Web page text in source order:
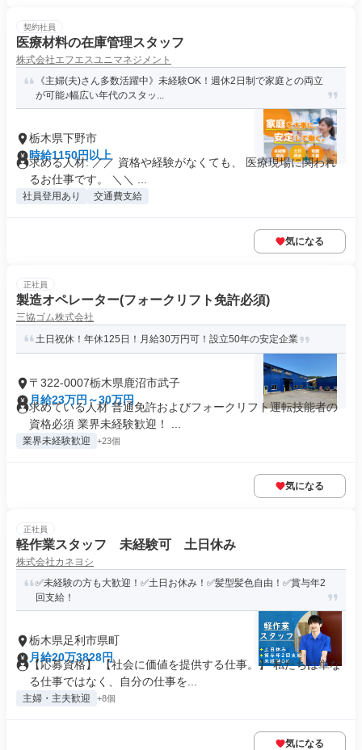
契約社員
医療材料の在庫管理スタッフ
株式会社エフエスユニマネジメント
《主婦(夫)さん多数活躍中》未経験OK！週休2日制で家庭との両立
が可能♪幅広い年代のスタッ...
栃木県下野市
時給1150円以上
求める人材: ／／ 資格や経験がなくても、 医療現場に関われ
るお仕事です。 ＼＼ ...
社員登用あり 交通費支給
気になる
正社員
製造オペレーター(フォークリフト免許必須)
三協ゴム株式会社
土日祝休！年休125日！月給30万円可！設立50年の安定企業
〒322-0007栃木県鹿沼市武子
月給23万円～30万円
求めている人材 普通免許およびフォークリフト運転技能者の
資格必須 業界未経験歓迎！ ...
業界未経験歓迎 +23個
気になる
正社員
軽作業スタッフ 未経験可 土日休み
株式会社カネヨシ
✅未経験の方も大歓迎！✅土日お休み！✅髪型髪色自由！✅賞与年2
回支給！
栃木県足利市県町
月給20万3828円
【応募資格】 【社会に価値を提供する仕事。】 私たちは単な
る仕事ではなく、自分の仕事を...
主婦・主夫歓迎 +8個
気になる